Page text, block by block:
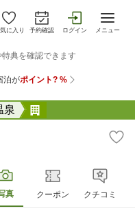
に入り 予約確認 ログイン メニュー
泉
真 クーポン クチコミ